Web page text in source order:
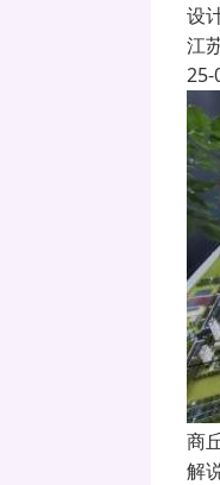
设
江
25-
商
解